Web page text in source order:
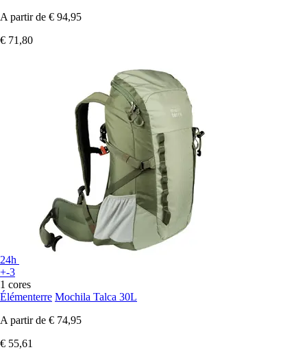
A partir de € 94,95
€ 71,80
24h
+-3
1 cores
Élémenterre Mochila Talca 30L
A partir de € 74,95
€ 55,61